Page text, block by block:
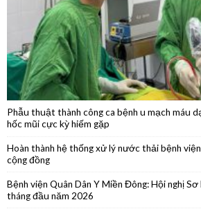
Khám bệnh, cấp thuốc, tặng quà trên tuyến
Phẫu thuật thành công ca bệnh u mạch máu